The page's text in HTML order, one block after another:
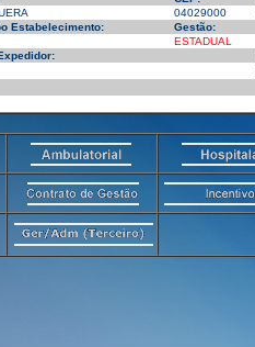
04029000
Estabelecimento: Gestão:
ESTADUAL